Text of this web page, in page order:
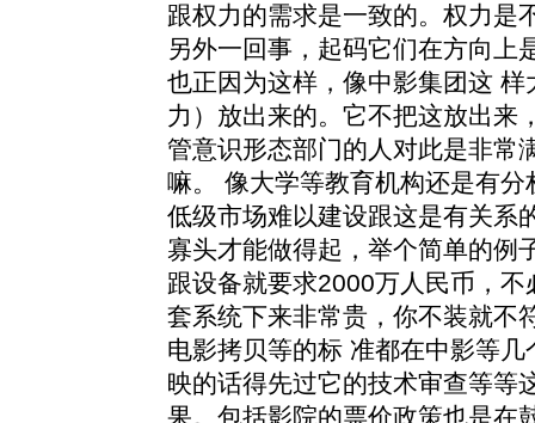
跟权力的需求是一致的。权力是
另外一回事，起码它们在方向上
也正因为这样，像中影集团这
力）放出来的。它不把这放出来
管意识形态部门的人对此是非常
嘛。 像大学等教育机构还是有
低级市场难以建设跟这是有关系
寡头才能做得起，举个简单的例
跟设备就要求2000万人民币，
套系统下来非常贵，你不装就不
电影拷贝等的标 准都在中影等
映的话得先过它的技术审查等等
果。包括影院的票价政策也是在